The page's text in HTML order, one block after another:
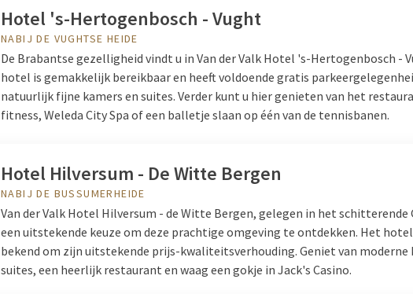
Hotel 's-Hertogenbosch - Vught
NABIJ DE VUGHTSE HEIDE
De Brabantse gezelligheid vindt u in Van der Valk Hotel 's-Hertogenbosch -
hotel is gemakkelijk bereikbaar en heeft voldoende gratis
natuurlijk fijne kamers en suites. Verder kunt u hier genieten van het
fitness, Weleda City Spa of een balletje slaan op één van de tennisbanen.
Hotel Hilversum - De Witte Bergen
NABIJ DE BUSSUMERHEIDE
Van der Valk Hotel Hilversum - de Witte Bergen, gelegen in het schitterende
een uitstekende keuze om deze prachtige omgeving te ontdekken. Het
bekend om zijn uitstekende prijs-kwaliteitsverhouding. Geniet van moderne
suites, een heerlijk restaurant en waag een gokje in Jack's Casino.